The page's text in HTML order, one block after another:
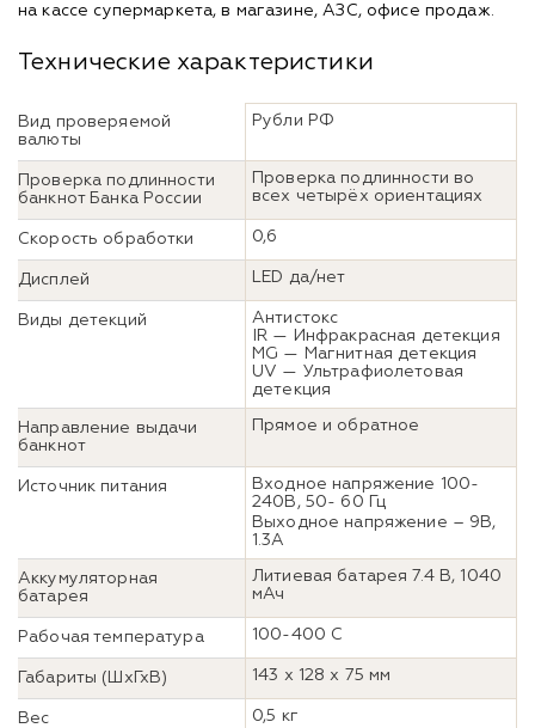
на кассе супермаркета, в магазине, АЗС, офисе продаж.
Технические характеристики
Вид проверяемой
валюты
Рубли РФ
Проверка подлинности
банкнот Банка России
Проверка подлинности во
всех четырёх ориентациях
Скорость обработки 0,6
Дисплей LED да/нет
Виды детекций
Антистокс
IR — Инфракрасная детекция
MG — Магнитная детекция
UV — Ультрафиолетовая
детекция
Направление выдачи
банкнот
Прямое и обратное
Источник питания
Входное напряжение 100-
240В, 50- 60 Гц
Выходное напряжение – 9В,
1.3A
Аккумуляторная
батарея
Литиевая батарея 7.4 В, 1040
мАч
Рабочая температура 100-400 С
Габариты (ШхГхВ) 143 х 128 х 75 мм
Вес 0,5 кг